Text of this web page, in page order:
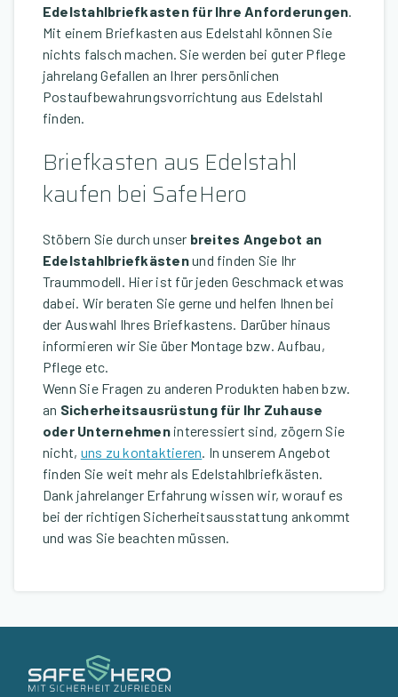
Edelstahlbriefkasten für Ihre Anforderungen.
Mit einem Briefkasten aus Edelstahl können Sie
nichts falsch machen. Sie werden bei guter Pflege
jahrelang Gefallen an Ihrer persönlichen
Postaufbewahrungsvorrichtung aus Edelstahl
finden.
Briefkasten aus Edelstahl
kaufen bei SafeHero
Stöbern Sie durch unser breites Angebot an
Edelstahlbriefkästenund finden Sie Ihr
Traummodell. Hier ist für jeden Geschmack etwas
dabei. Wir beraten Sie gerne und helfen Ihnen bei
der Auswahl Ihres Briefkastens. Darüber hinaus
informieren wir Sie über Montage bzw. Aufbau,
Pflege etc.
Wenn Sie Fragen zu anderen Produkten haben bzw.
an Sicherheitsausrüstung für Ihr Zuhause
oder Unternehmeninteressiert sind, zögern Sie
nicht, uns zu kontaktieren. In unserem Angebot
finden Sie weit mehr als Edelstahlbriefkästen.
Dank jahrelanger Erfahrung wissen wir, worauf es
bei der richtigen Sicherheitsausstattung ankommt
und was Sie beachten müssen.